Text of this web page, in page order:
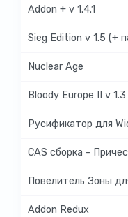
Addon + v 1.4.1
Sieg Edition v 1.5 (+
Nuclear Age
Bloody Europe II v 1.3
Русификатор для
CAS сборка -
Повелитель Зоны
Addon Redux